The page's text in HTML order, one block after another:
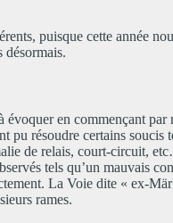
puisque cette année
désormais.
évoquer en commençant
pu résoudre certains
de relais, court-circuit,
tels qu’un mauvais
La Voie dite « ex-
rames.